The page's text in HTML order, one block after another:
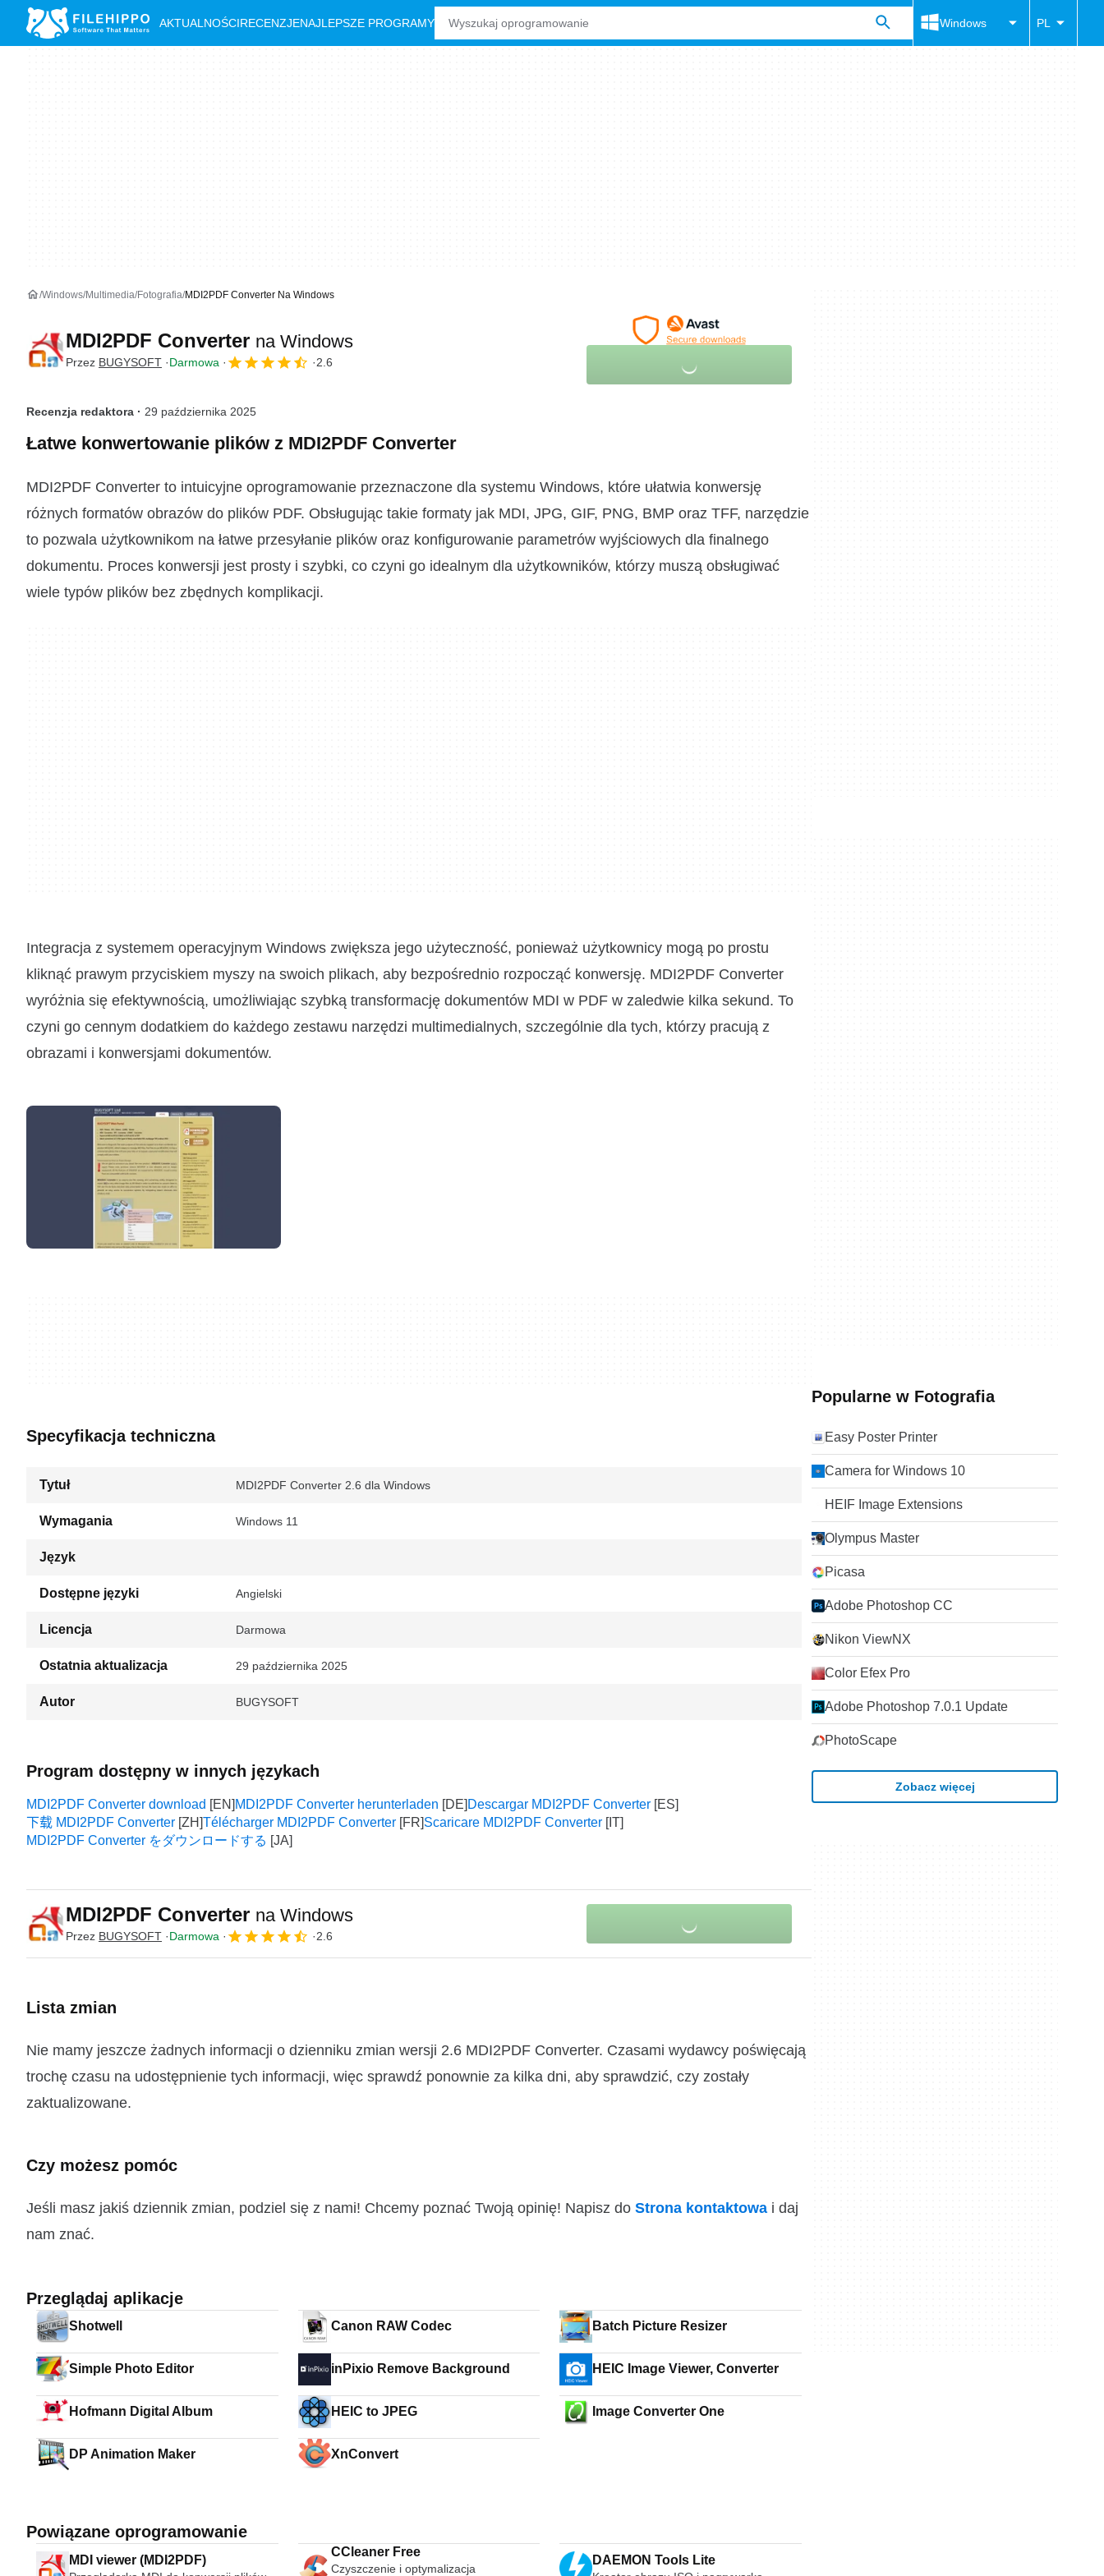
AKTUALNOŚCIRECENZJENAJLEPSZE PROGRAMY Windows PL
Windows Multimedia Fotografia MDI2PDF Converter Na Windows
MDI2PDF Converter na Windows
Przez BUGYSOFT Darmowa 2.6
Recenzja redaktora · 29 października 2025
Łatwe konwertowanie plików z MDI2PDF Converter
MDI2PDF Converter to intuicyjne oprogramowanie przeznaczone dla systemu Windows, które ułatwia konwersję
różnych formatów obrazów do plików PDF. Obsługując takie formaty jak MDI, JPG, GIF, PNG, BMP oraz TFF, narzędzie
to pozwala użytkownikom na łatwe przesyłanie plików oraz konfigurowanie parametrów wyjściowych dla finalnego
dokumentu. Proces konwersji jest prosty i szybki, co czyni go idealnym dla użytkowników, którzy muszą obsługiwać
wiele typów plików bez zbędnych komplikacji.
Integracja z systemem operacyjnym Windows zwiększa jego użyteczność, ponieważ użytkownicy mogą po prostu
kliknąć prawym przyciskiem myszy na swoich plikach, aby bezpośrednio rozpocząć konwersję. MDI2PDF Converter
wyróżnia się efektywnością, umożliwiając szybką transformację dokumentów MDI w PDF w zaledwie kilka sekund. To
czyni go cennym dodatkiem do każdego zestawu narzędzi multimedialnych, szczególnie dla tych, którzy pracują z
obrazami i konwersjami dokumentów.
Specyfikacja techniczna
Tytuł MDI2PDF Converter 2.6 dla Windows
Wymagania Windows 11
Język
Dostępne języki Angielski
Licencja Darmowa
Ostatnia aktualizacja 29 października 2025
Autor BUGYSOFT
Program dostępny w innych językach
MDI2PDF Converter download MDI2PDF Converter herunterladen
Descargar MDI2PDF Converter
下载 MDI2PDF Converter
Télécharger MDI2PDF Converter
Scaricare MDI2PDF Converter
MDI2PDF Converter をダウンロードする
MDI2PDF Converter na Windows
Przez BUGYSOFT Darmowa 2.6
Lista zmian
Nie mamy jeszcze żadnych informacji o dzienniku zmian wersji 2.6 MDI2PDF Converter. Czasami wydawcy poświęcają
trochę czasu na udostępnienie tych informacji, więc sprawdź ponownie za kilka dni, aby sprawdzić, czy zostały
zaktualizowane.
Czy możesz pomóc
Jeśli masz jakiś dziennik zmian, podziel się z nami! Chcemy poznać Twoją opinię! Napisz do Strona kontaktowa i daj
nam znać.
Przeglądaj aplikacje
Shotwell Canon RAW Codec Batch Picture Resizer
Simple Photo Editor inPixio Remove Background HEIC Image Viewer, Converter
Hofmann Digital Album HEIC to JPEG Image Converter One
DP Animation Maker XnConvert
Powiązane oprogramowanie
MDI viewer (MDI2PDF)
CCleaner Free
Czyszczenie i optymalizacja
DAEMON Tools Lite
Popularne w Fotografia
Easy Poster Printer
Camera for Windows 10
HEIF Image Extensions
Olympus Master
Picasa
Adobe Photoshop CC
Nikon ViewNX
Color Efex Pro
Adobe Photoshop 7.0.1 Update
PhotoScape
Zobacz więcej